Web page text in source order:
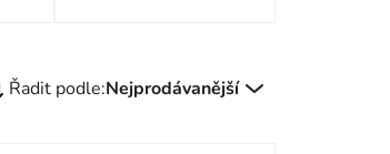
Řadit podle:Nejprodávanější